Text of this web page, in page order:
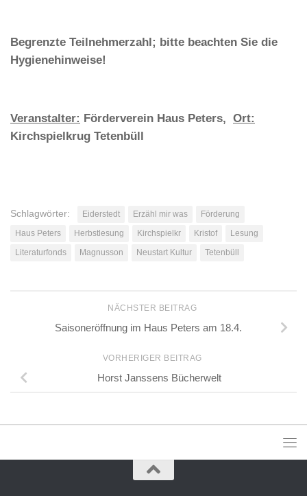
Begrenzte Teilnehmerzahl; bitte beachten Sie die
Hygienehinweise!
Veranstalter: Förderverein Haus Peters, Ort:
Kirchspielkrug Tetenbüll
Schlagwörter: Eiderstedt Erzähl mir was
Förderung
Haus Peters
Herbstlesung Kirchspielkr Kristof
Lesung
Literaturfonds
Magnusson Neustart Kultur Tetenbüll
NÄCHSTER BEITRAG
Saisoneröffnung im Haus Peters am 18.4.
VORHERIGER BEITRAG
Horst Janssens Bücherwelt